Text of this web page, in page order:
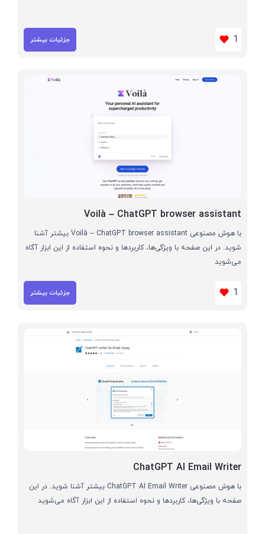
1 جزئیات بیشتر
Voilà – ChatGPT browser assistant
با هوش مصنوعی Voilà – ChatGPT browser assistant بیشتر آشنا
شوید. در این صفحه با ویژگی‌ها، کاربردها و نحوه استفاده از این ابزار آگاه
می‌شوید
1 جزئیات بیشتر
ChatGPT AI Email Writer
با هوش مصنوعی ChatGPT AI Email Writer بیشتر آشنا شوید. در این
صفحه با ویژگی‌ها، کاربردها و نحوه استفاده از این ابزار آگاه می‌شوید